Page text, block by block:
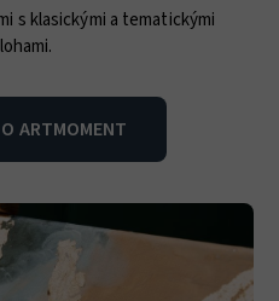
s klasickými a tematickými
ARTMOMENT